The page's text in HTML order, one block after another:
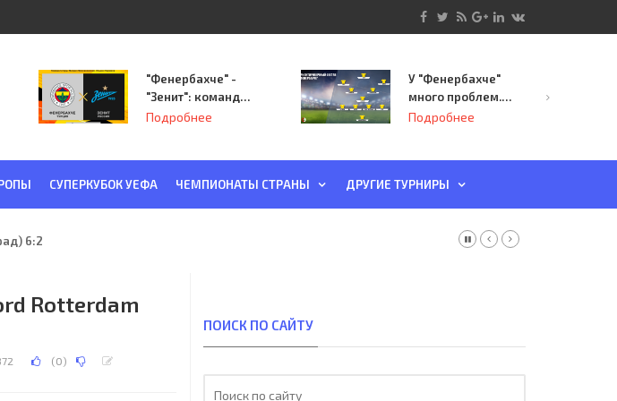
"Фенербахче" -
"Зенит": команда
Семака начинает
Подробнее
У "Фенербахче"
много проблем.
Но он опасен для
Подробнее
СУПЕРКУБОК УЕФА ЧЕМПИОНАТЫ СТРАНЫ ДРУГИЕ ТУРНИРЫ
6:2
Rotterdam
(0)
ПОИСК ПО САЙТУ